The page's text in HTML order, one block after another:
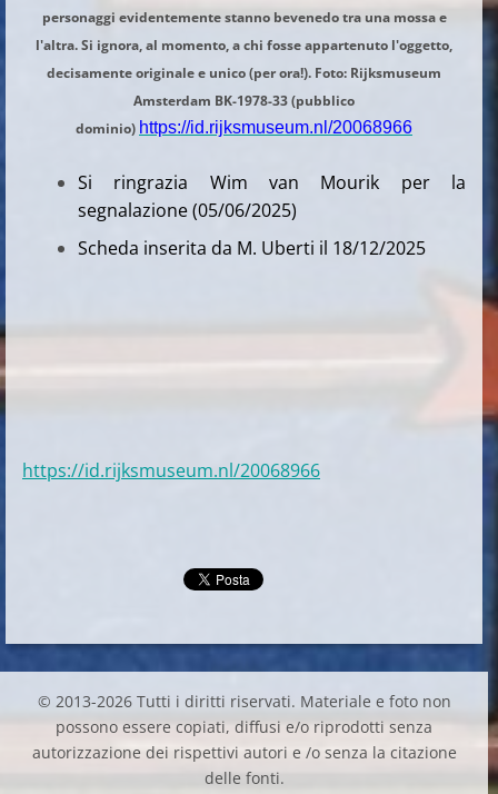
personaggi evidentemente stanno bevenedo tra una mossa e
l'altra. Si ignora, al momento, a chi fosse appartenuto l'oggetto,
decisamente originale e unico (per ora!). Foto: Rijksmuseum
Amsterdam BK-1978-33 (pubblico
dominio) https://id.rijksmuseum.nl/20068966
Si ringrazia Wim van Mourik per la
segnalazione (05/06/2025)
Scheda inserita da M. Uberti il 18/12/2025
https://id.rijksmuseum.nl/20068966
© 2013-2026 Tutti i diritti riservati. Materiale e foto non
possono essere copiati, diffusi e/o riprodotti senza
autorizzazione dei rispettivi autori e /o senza la citazione
delle fonti.